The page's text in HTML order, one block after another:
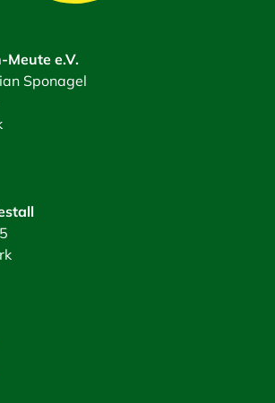
Meute e.V.
Sponagel